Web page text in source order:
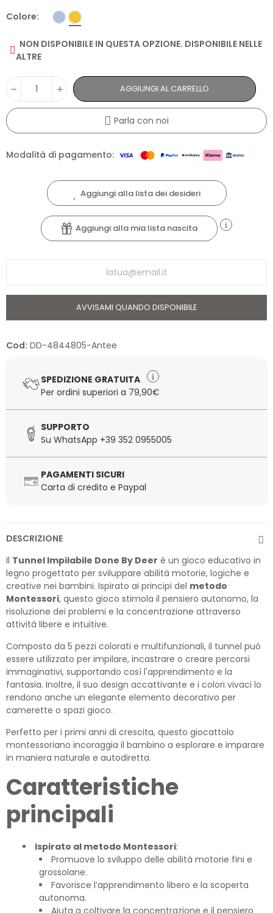
Colore
NON DISPONIBILE IN QUESTA OPZIONE. DISPONIBILE NELLE
ALTRE
AGGIUNGI AL CARRELLO
Parla con noi
Modalità di pagamento:
Aggiungi alla lista dei desideri
Aggiungi alla mia lista nascita
AVVISAMI QUANDO DISPONIBILE
Cod: DD-4844805-Antee
SPEDIZIONE GRATUITA
Per ordini superiori a 79,90€
SUPPORTO
Su WhatsApp +39 352 0955005
PAGAMENTI SICURI
Carta di credito e Paypal
DESCRIZIONE
Il Tunnel Impilabile Done By Deer è un gioco educativo in
legno progettato per sviluppare abilità motorie, logiche e
creative nei bambini. Ispirato ai principi del metodo
Montessori, questo gioco stimola il pensiero autonomo, la
risoluzione dei problemi e la concentrazione attraverso
attività libere e intuitive.
Composto da 5 pezzi colorati e multifunzionali, il tunnel può
essere utilizzato per impilare, incastrare o creare percorsi
immaginativi, supportando così l'apprendimento e la
fantasia. Inoltre, il suo design accattivante e i colori vivaci lo
rendono anche un elegante elemento decorativo per
camerette o spazi gioco.
Perfetto per i primi anni di crescita, questo giocattolo
montessoriano incoraggia il bambino a esplorare e imparare
in maniera naturale e autodiretta.
Caratteristiche
principali
Ispirato al metodo Montessori:
Promuove lo sviluppo delle abilità motorie fini e
grossolane.
Favorisce l’apprendimento libero e la scoperta
autonoma.
Aiuta a coltivare la concentrazione e il pensiero